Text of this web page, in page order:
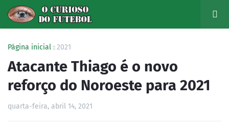
Página inicial 2021
Atacante Thiago é o novo
reforço do Noroeste para 2021
quarta-feira, abril 14, 2021